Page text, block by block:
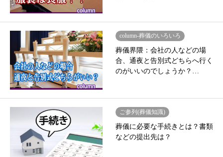
column-葬儀のいろいろ
葬儀界隈：会社の人などの場
合、通夜と告別式どちらへ行く
のがいいのでしょうか？…
ご参列(葬儀知識)
葬儀に必要な手続きとは？書類
などの提出先は？